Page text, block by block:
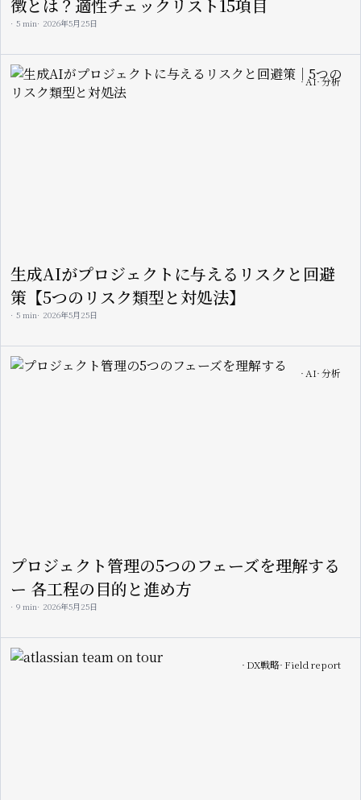
徴とは？適性チェックリスト15項目
5 min 2026年5月25日
Image AI 分析
生成AIがプロジェクトに与えるリスクと回避
策【5つのリスク類型と対処法】
5 min 2026年5月25日
Image AI 分析
プロジェクト管理の5つのフェーズを理解する
ー 各工程の目的と進め方
9 min 2026年5月25日
Image DX戦略 Field report